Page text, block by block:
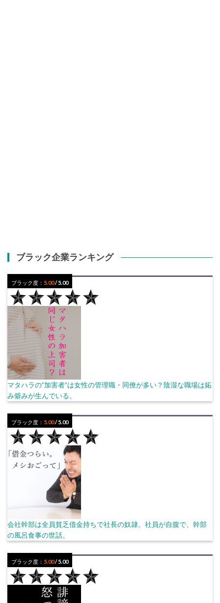
ブラック企業ランキング
ブラック度： 5.00/ 5.00
マタハラの”加害者”は女性の管理職・同僚が多い？陰湿な職場は妬
み僻みが生んでいる。
ブラック度： 5.00/ 5.00
会社幹部は全員貧乏借金持ちで社長の奴隷。社員が自腹で、幹部
の風呂食事の世話。
ブラック度： 5.00/ 5.00